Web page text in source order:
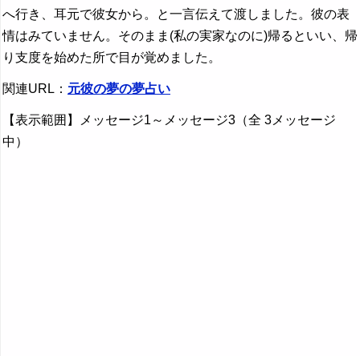
へ行き、耳元で彼女から。と一言伝えて渡しました。彼の表
情はみていません。そのまま(私の実家なのに)帰るといい、帰
り支度を始めた所で目が覚めました。
関連URL： 元彼の夢の夢占い
【表示範囲】メッセージ1～メッセージ3（全 3メッセージ
中）